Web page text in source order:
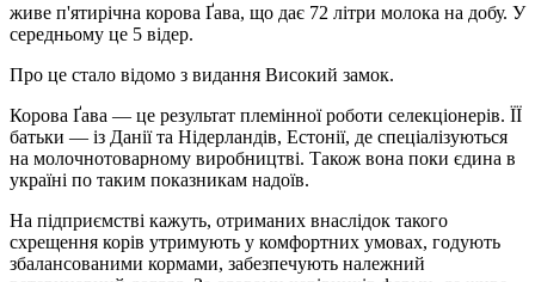
живе п'ятирічна корова Ґава, що дає 72 літри молока на добу. У
середньому це 5 відер.
Про це стало відомо з видання Високий замок.
Корова Ґава — це результат племінної роботи селекціонерів. ЇЇ
батьки — із Данії та Ні­дерландів, Естонії, де спеці­алізуються
на молочнотовар­ному виробництві. Також вона поки єдина в
україні по таким показникам надоїв.
На підприємстві кажуть, отриманих внаслідок такого
схрещення корів утримують у комфорт­них умовах, годують
збалан­сованими кормами, забезпе­чують належний